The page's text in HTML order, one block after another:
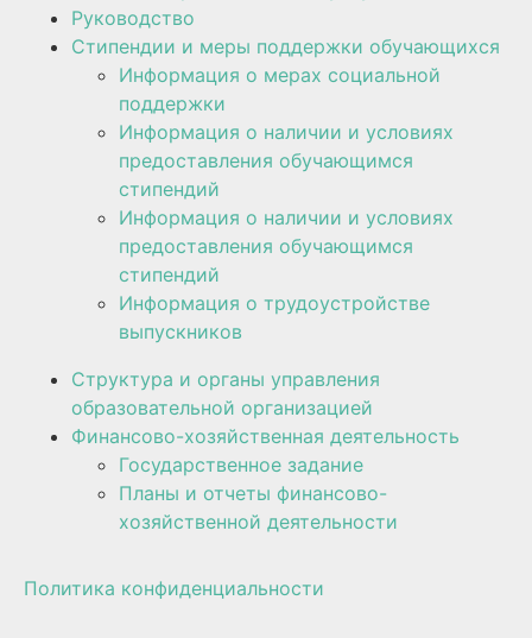
Руководство
Стипендии и меры поддержки обучающихся
Информация о мерах социальной
поддержки
Информация о наличии и условиях
предоставления обучающимся
стипендий
Информация о наличии и условиях
предоставления обучающимся
стипендий
Информация о трудоустройстве
выпускников
Структура и органы управления
образовательной организацией
Финансово-хозяйственная деятельность
Государственное задание
Планы и отчеты финансово-
хозяйственной деятельности
Политика конфиденциальности